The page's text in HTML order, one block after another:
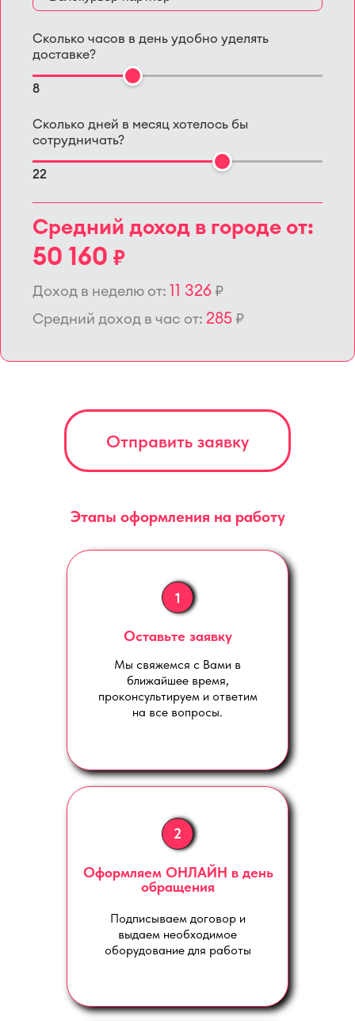
Сколько часов в день удобно уделять
доставке?
8
Сколько дней в месяц хотелось бы
сотрудничать?
22
Средний доход в городе от:
50 160 ₽
Доход в неделю от: 11 326 ₽
Средний доход в час от: 285 ₽
Отправить заявку
Этапы оформления на работу
Оставьте заявку
1
Мы свяжемся с Вами в
ближайшее время,
проконсультируем и ответим
на все вопросы.
Подписываем договор и
выдаем необходимое
оборудование для работы
Оформляем ОНЛАЙН в день
обращения
2